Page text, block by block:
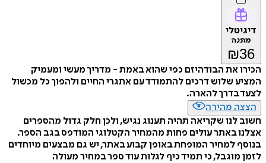
דיגיטלי
מתנה
₪36
הכירו את הבודהיזם כפי שהוא באמת - מדריך מעשי ומעמיק
המציע שלוש דרכים להתמודד עם אתגרי החיים ולהפוך כל מכשול
לצעד בדרך להארה.
הצצה מהירה
חשוב לנו שקריאה תהיה תענוג נגיש, ולכן חלק גדול מהספרים
אצלנו באתר עולים פחות מהמחיר הקטלוגי המודפס בגב הספר.
בנוסף למחיר המופחת באופן קבוע באתר, יש גם מבצעים מיוחדים
לזמן מוגבל, כי תמיד כיף לגלות עוד ספר במחיר מעולה